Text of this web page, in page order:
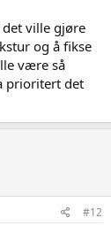
ville gjøre
og å fikse
være så
prioritert det
#12